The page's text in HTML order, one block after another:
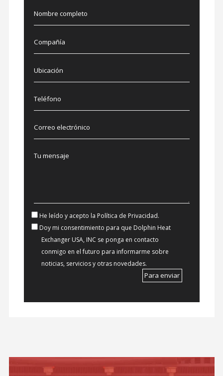
He leído y acepto la Política de Privacidad.
Doy mi consentimiento para que Dolphin Heat
Exchanger USA, INC se ponga en contacto
conmigo en el futuro para informarme sobre
noticias, servicios y otras novedades.